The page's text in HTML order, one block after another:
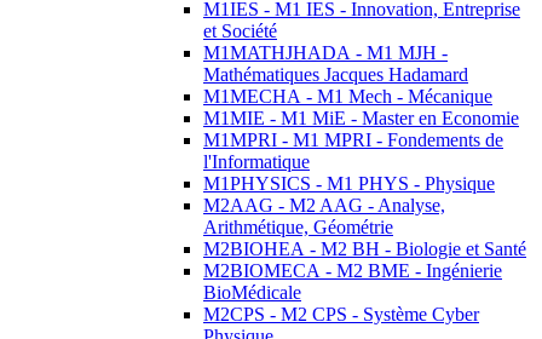
M1IES - M1 IES - Innovation, Entreprise
et Société
M1MATHJHADA - M1 MJH -
Mathématiques Jacques Hadamard
M1MECHA - M1 Mech - Mécanique
M1MIE - M1 MiE - Master en Economie
M1MPRI - M1 MPRI - Fondements de
l'Informatique
M1PHYSICS - M1 PHYS - Physique
M2AAG - M2 AAG - Analyse,
Arithmétique, Géométrie
M2BIOHEA - M2 BH - Biologie et Santé
M2BIOMECA - M2 BME - Ingénierie
BioMédicale
M2CPS - M2 CPS - Système Cyber